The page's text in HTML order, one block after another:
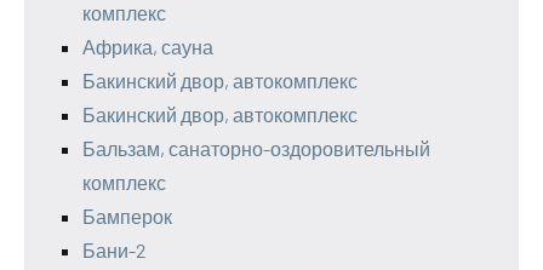
комплекс
Африка, сауна
Бакинский двор, автокомплекс
Бакинский двор, автокомплекс
Бальзам, санаторно-оздоровительный
комплекс
Бамперок
Бани-2